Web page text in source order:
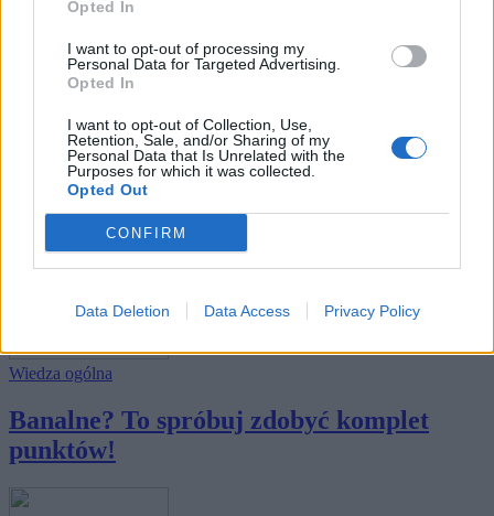
Opted In
I want to opt-out of processing my
Personal Data for Targeted Advertising.
Opted In
I want to opt-out of Collection, Use,
Retention, Sale, and/or Sharing of my
Personal Data that Is Unrelated with the
Purposes for which it was collected.
Opted Out
CONFIRM
Data Deletion Data Access Privacy Policy
Wiedza ogólna
Czy dopasujesz pytanie do odpowiedzi?
Wiedza ogólna
Banalne? To spróbuj zdobyć komplet
punktów!